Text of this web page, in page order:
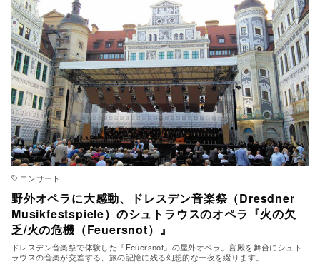
コンサート
野外オペラに大感動、ドレスデン音楽祭（Dresdner
Musikfestspiele）のシュトラウスのオペラ『火の欠
乏/火の危機（Feuersnot）』
ドレスデン音楽祭で体験した『Feuersnot』の屋外オペラ。宮殿を舞台にシュト
ラウスの音楽が交差する、旅の記憶に残る幻想的な一夜を綴ります。